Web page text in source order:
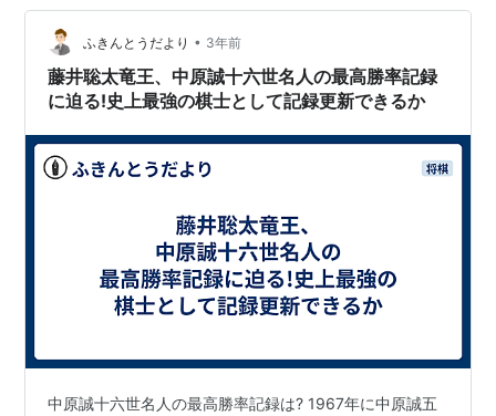
井聡太王将。菅井八段に暴れる隙を見せず、そのまま押
し切りました。棋譜は、こちらからどうぞ。 第73期王将
戦七番勝負第2局 - …
ふきんとうだより • 3年前
藤井聡太竜王、中原誠十六世名人の最高勝率記録
に迫る!史上最強の棋士として記録更新できるか
中原誠十六世名人の最高勝率記録は? 1967年に中原誠五